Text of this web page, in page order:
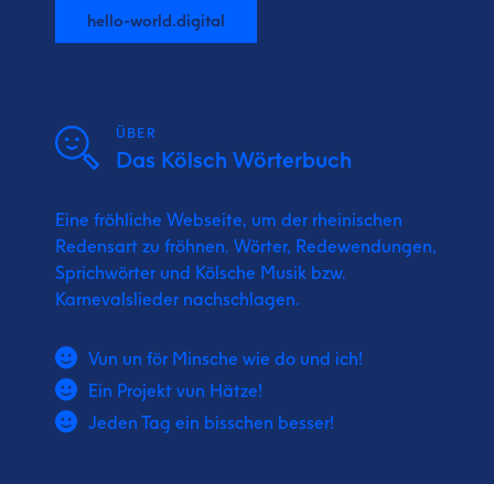
hello-world.digital
ÜBER
Das Kölsch Wörterbuch
Eine fröhliche Webseite, um der rheinischen
Redensart zu fröhnen. Wörter, Redewendungen,
Sprichwörter und Kölsche Musik bzw.
Karnevalslieder nachschlagen.
Vun un för Minsche wie do und ich!
Ein Projekt vun Hätze!
Jeden Tag ein bisschen besser!